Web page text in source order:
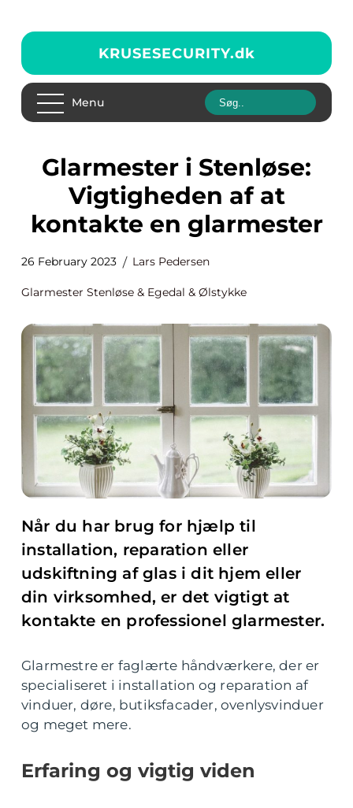
KRUSESECURITY.dk
Menu
Glarmester i Stenløse:
Vigtigheden af at
kontakte en glarmester
26 February 2023 Lars Pedersen
Glarmester Stenløse & Egedal & Ølstykke
Når du har brug for hjælp til
installation, reparation eller
udskiftning af glas i dit hjem eller
din virksomhed, er det vigtigt at
kontakte en professionel glarmester.
Glarmestre er faglærte håndværkere, der er
specialiseret i installation og reparation af
vinduer, døre, butiksfacader, ovenlysvinduer
og meget mere.
Erfaring og vigtig viden